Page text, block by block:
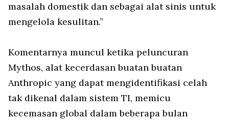
masalah domestik dan sebagai alat sinis untuk
mengelola kesulitan.”
Komentarnya muncul ketika peluncuran
Mythos, alat kecerdasan buatan buatan
Anthropic yang dapat mengidentifikasi celah
tak dikenal dalam sistem TI, memicu
kecemasan global dalam beberapa bulan